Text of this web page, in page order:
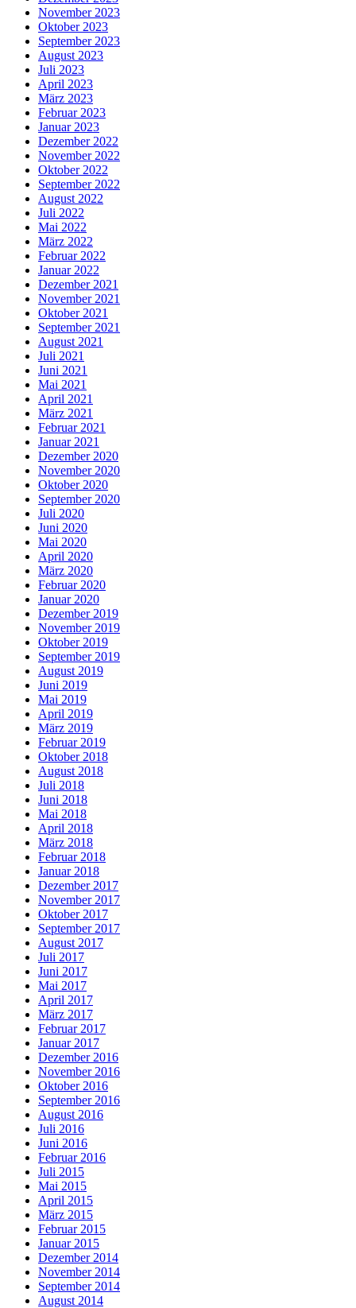
November 2023
Oktober 2023
September 2023
August 2023
Juli 2023
April 2023
März 2023
Februar 2023
Januar 2023
Dezember 2022
November 2022
Oktober 2022
September 2022
August 2022
Juli 2022
Mai 2022
März 2022
Februar 2022
Januar 2022
Dezember 2021
November 2021
Oktober 2021
September 2021
August 2021
Juli 2021
Juni 2021
Mai 2021
April 2021
März 2021
Februar 2021
Januar 2021
Dezember 2020
November 2020
Oktober 2020
September 2020
Juli 2020
Juni 2020
Mai 2020
April 2020
März 2020
Februar 2020
Januar 2020
Dezember 2019
November 2019
Oktober 2019
September 2019
August 2019
Juni 2019
Mai 2019
April 2019
März 2019
Februar 2019
Oktober 2018
August 2018
Juli 2018
Juni 2018
Mai 2018
April 2018
März 2018
Februar 2018
Januar 2018
Dezember 2017
November 2017
Oktober 2017
September 2017
August 2017
Juli 2017
Juni 2017
Mai 2017
April 2017
März 2017
Februar 2017
Januar 2017
Dezember 2016
November 2016
Oktober 2016
September 2016
August 2016
Juli 2016
Juni 2016
Februar 2016
Juli 2015
Mai 2015
April 2015
März 2015
Februar 2015
Januar 2015
Dezember 2014
November 2014
September 2014
August 2014